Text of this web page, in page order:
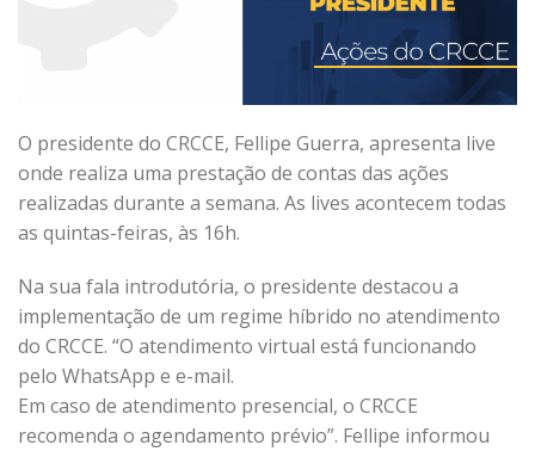
O presidente do CRCCE, Fellipe Guerra, apresenta live
onde realiza uma prestação de contas das ações
realizadas durante a semana. As lives acontecem todas
as quintas-feiras, às 16h.
Na sua fala introdutória, o presidente destacou a
implementação de um regime híbrido no atendimento
do CRCCE. “O atendimento virtual está funcionando
pelo WhatsApp e e-mail.
Em caso de atendimento presencial, o CRCCE
recomenda o agendamento prévio”. Fellipe informou